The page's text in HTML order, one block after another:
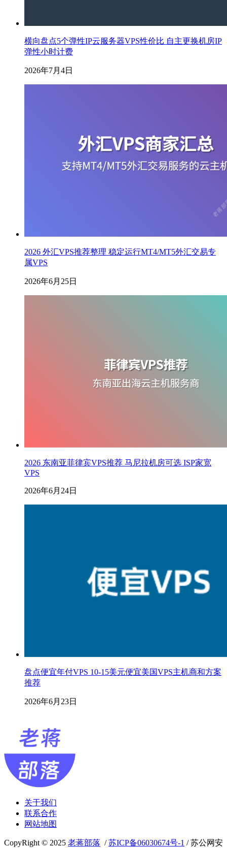
横向盘点5个弹性IP云服务器VPS性价比 自主更换机房IP
弹性小时计费
2026年7月4日
2026 外汇VPS推荐整理 稳定运行MT4/MT5外汇交易专
属VPS
2026年6月25日
2026 东南亚菲律宾VPS推荐 马尼拉机房可选 ISP家宽
VPS
2026年6月24日
盘点便宜年付VPS 10-15美元便宜美国VPS主机商和方案
推荐
2026年6月23日
关于我们
联系合作
网站地图
CopyRight © 2025 老蒋部落 /苏ICP备06030674号-1 / 苏公网安